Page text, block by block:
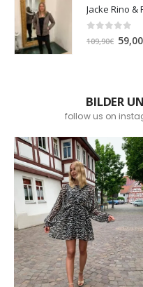
79,90€
Jacke Rino &
out of 5
109,90€ 59,00
BILDER
follow us on